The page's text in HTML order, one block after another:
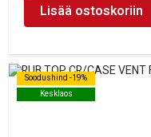
Lisää ostoskoriin
Soodushind -19%
Kesklaos
Soodushind -19%
Kesklaos